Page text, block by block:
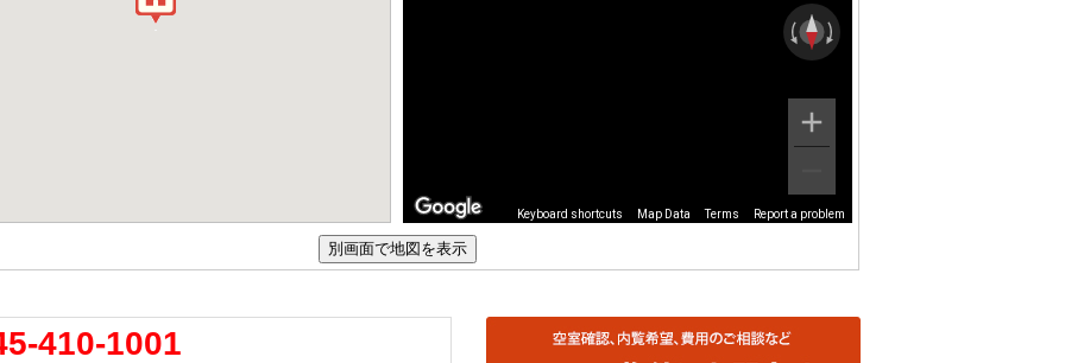
Keyboard shortcuts Map Data Terms Report a problem
410-1001